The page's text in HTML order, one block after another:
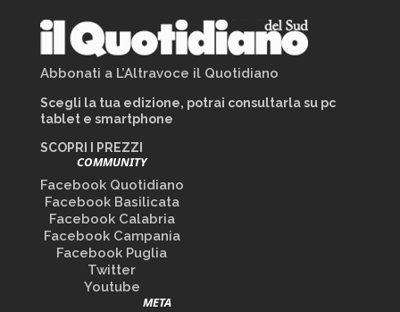
Abbonati a L’Altravoce il Quotidiano
Scegli la tua edizione, potrai consultarla su pc
tablet e smartphone
SCOPRI I PREZZI
COMMUNITY
Facebook Quotidiano
Facebook Basilicata
Facebook Calabria
Facebook Campania
Facebook Puglia
Twitter
Youtube
META